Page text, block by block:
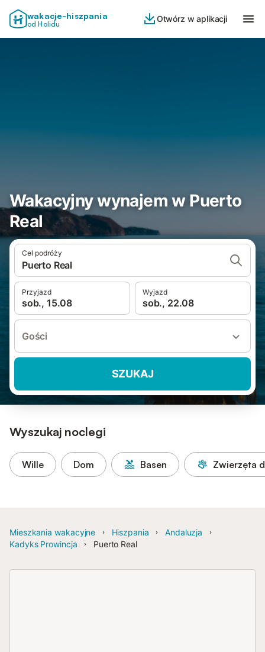
wakacje-hiszpania
od Holidu
Otwórz w aplikacji
Wakacyjny wynajem w Puerto
Real
Cel podróży
Puerto Real
Przyjazd
sob., 15.08
Wyjazd
sob., 22.08
Gości
SZUKAJ
Wyszukaj noclegi
Wille Dom Basen Zwierzęta
Mieszkania wakacyjne Hiszpania
Andaluzja
Kadyks Prowincja
Puerto Real